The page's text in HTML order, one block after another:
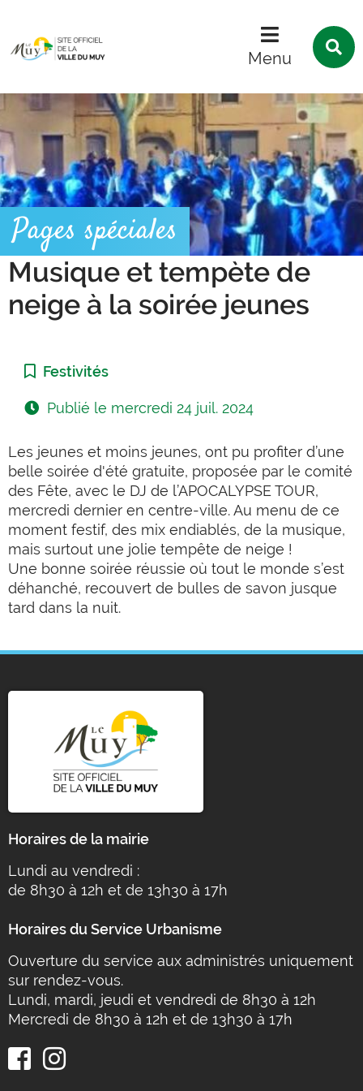
Menu
Pages spéciales
Musique et tempète de
neige à la soirée jeunes
Catégorie :
Festivités
Publié le mercredi 24 juil. 2024
Les jeunes et moins jeunes, ont pu profiter d’une
belle soirée d'été gratuite, proposée par le comité
des Fête, avec le DJ de l’APOCALYPSE TOUR,
mercredi dernier en centre-ville. Au menu de ce
moment festif, des mix endiablés, de la musique,
mais surtout une jolie tempête de neige !
Une bonne soirée réussie où tout le monde s’est
déhanché, recouvert de bulles de savon jusque
tard dans la nuit.
Horaires de la mairie
Lundi au vendredi :
de 8h30 à 12h et de 13h30 à 17h
Horaires du Service Urbanisme
Ouverture du service aux administrés uniquement
sur rendez-vous.
Lundi, mardi, jeudi et vendredi de 8h30 à 12h
Mercredi de 8h30 à 12h et de 13h30 à 17h